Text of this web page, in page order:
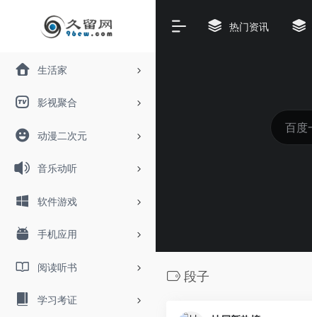
生活家
影视聚合
动漫二次元
音乐动听
软件游戏
手机应用
阅读听书
学习考证
热门资讯
段子